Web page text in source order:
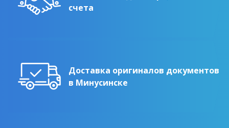
счета
Доставка оригиналов документов
в Минусинске